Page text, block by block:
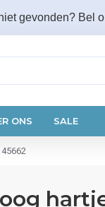
gevonden? Bel
ONS SALE